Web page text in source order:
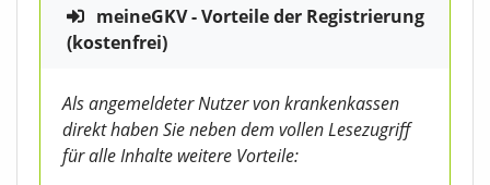
meineGKV - Vorteile der Registrierung
(kostenfrei)
Als angemeldeter Nutzer von krankenkassen
direkt haben Sie neben dem vollen Lesezugriff
für alle Inhalte weitere Vorteile: